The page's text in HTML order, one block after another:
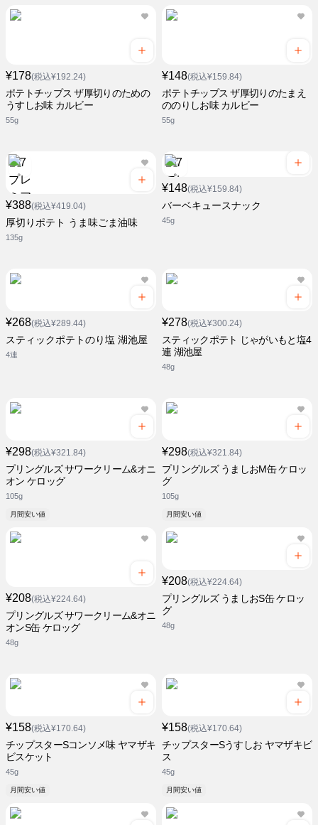
¥178(税込¥192.24)
ポテトチップス ザ厚切りのための
うすしお味 カルビー
55g
¥148(税込¥159.84)
ポテトチップス ザ厚切りのたまえ
ののりしお味 カルビー
55g
¥388(税込¥419.04)
厚切りポテト うま味ごま油味
135g
¥148(税込¥159.84)
バーベキュースナック
45g
¥268(税込¥289.44)
スティックポテトのり塩 湖池屋
4連
¥278(税込¥300.24)
スティックポテト じゃがいもと塩4
連 湖池屋
48g
¥298(税込¥321.84)
プリングルズ サワークリーム&オニ
オン ケロッグ
105g
月間安い値
¥298(税込¥321.84)
プリングルズ うましおM缶 ケロッ
グ
105g
月間安い値
¥208(税込¥224.64)
プリングルズ サワークリーム&オニ
オンS缶 ケロッグ
48g
¥208(税込¥224.64)
プリングルズ うましおS缶 ケロッ
グ
48g
¥158(税込¥170.64)
チップスターSコンソメ味 ヤマザキ
ビスケット
45g
月間安い値
¥158(税込¥170.64)
チップスターSうすしお ヤマザキビ
ス
45g
月間安い値